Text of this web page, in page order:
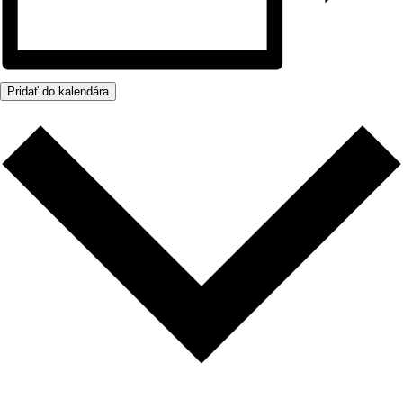
Pridať do kalendára